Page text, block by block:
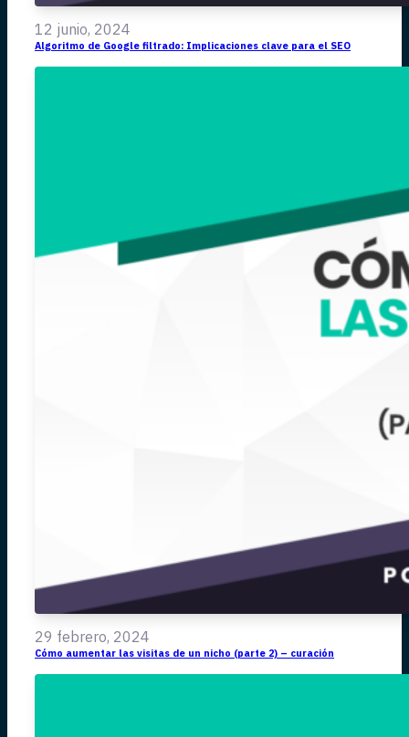
12 junio, 2024
Algoritmo de Google filtrado: Implicaciones clave para el SEO
29 febrero, 2024
Cómo aumentar las visitas de un nicho (parte 2) – curación